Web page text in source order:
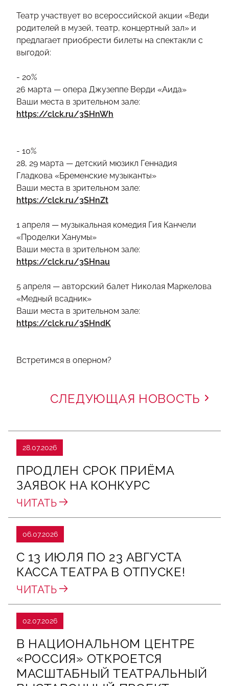
Театр участвует во всероссийской акции «Веди
родителей в музей, театр, концертный зал» и
предлагает приобрести билеты на спектакли с
выгодой:
- 20%
26 марта — опера Джузеппе Верди «Аида»
Ваши места в зрительном зале:
https://clck.ru/3SHnWh
- 10%
28, 29 марта — детский мюзикл Геннадия
Гладкова «Бременские музыканты»
Ваши места в зрительном зале:
https://clck.ru/3SHnZt
1 апреля — музыкальная комедия Гия Канчели
«Проделки Ханумы»
Ваши места в зрительном зале:
https://clck.ru/3SHnau
5 апреля — авторский балет Николая Маркелова
«Медный всадник»
Ваши места в зрительном зале:
https://clck.ru/3SHndK
Встретимся в оперном?
СЛЕДУЮЩАЯ НОВОСТЬ
28.07.2026
ПРОДЛЕН СРОК ПРИЁМА
ЗАЯВОК НА КОНКУРС
ЧИТАТЬ
06.07.2026
С 13 ИЮЛЯ ПО 23 АВГУСТА
КАССА ТЕАТРА В ОТПУСКЕ!
ЧИТАТЬ
02.07.2026
В НАЦИОНАЛЬНОМ ЦЕНТРЕ
«РОССИЯ» ОТКРОЕТСЯ
МАСШТАБНЫЙ ТЕАТРАЛЬНЫЙ